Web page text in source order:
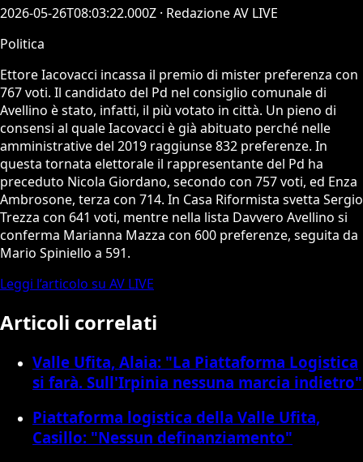
2026-05-26T08:03:22.000Z · Redazione AV LIVE
Politica
Ettore Iacovacci incassa il premio di mister preferenza con
767 voti. Il candidato del Pd nel consiglio comunale di
Avellino è stato, infatti, il più votato in città. Un pieno di
consensi al quale Iacovacci è già abituato perché nelle
amministrative del 2019 raggiunse 832 preferenze. In
questa tornata elettorale il rappresentante del Pd ha
preceduto Nicola Giordano, secondo con 757 voti, ed Enza
Ambrosone, terza con 714. In Casa Riformista svetta Sergio
Trezza con 641 voti, mentre nella lista Davvero Avellino si
conferma Marianna Mazza con 600 preferenze, seguita da
Mario Spiniello a 591.
Leggi l’articolo su AV LIVE
Articoli correlati
Valle Ufita, Alaia: "La Piattaforma Logistica
si farà. Sull'Irpinia nessuna marcia indietro"
Piattaforma logistica della Valle Ufita,
Casillo: "Nessun definanziamento"